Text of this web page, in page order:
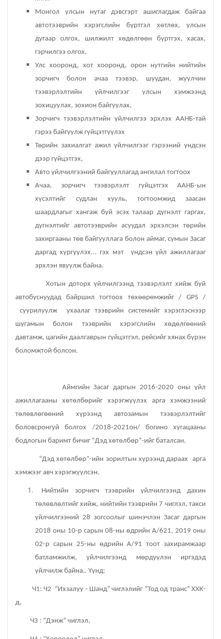
Татварын газар
Улсын бүртгэлийн хэлтэс
Ус цаг уур, орчны шинжилгээний төв
Хөдөлмөр, халамжийн үйлчилгээний газар
Цагдаагийн газар
Шүүх шинжилгээний хэлтэс
Шүүхийн шийдвэр гүйцэтгэх газар-437 дугаар
нээлттэй хорих анги
Эрүүл мэндийн газар
Авто тээврийн төв
Мал эмнэлгийн газар
Хүнс, хөдөө аж ахуйн газар
Баян-Өндөр сумын ЗДТГ
Орхон аймгийн Иргэний хэргийн давж заалдах
шатны шүүх
Орхон аймгийн Эрүүгийн хэргийн давж заалдах
шатны шүүх
Орхон аймаг дахь Захиргааны хэргийн анхан
шатны шүүх
Орхон аймаг дахь Сум дундын эрүүгийн хэргийн
анхан шатны шүүх
Цэцэрлэгжүүлэлт ногоон байгууламжийн газар
Эрдэнэтийн ДЦС ТӨХК
Монгол улсын нутаг дэвсгэрт ашиглагдаж байгаа
автотээврийн хэрэгслийн бүртгэл хөтлөх, улсын
дугаар олгох, шилжилт хөдөлгөөн бүртгэх, хасах,
гэрчилгээ олгох,
Улс хооронд, хот хооронд, орон нутгийн нийтийн
зорчигч болон ачаа тээвэр, шуудан, жуулчин
тээвэрлэлтийн үйлчилгээг улсын хэмжээнд
зохицуулах, зохион байгуулах,
Зорчигч тээвэрлэлтийн үйлчилгээ эрхлэх ААНБ-тай
гэрээ байгуулж гүйцэтгүүлэх
Төрийн захиалгат ажил үйлчилгээг гэрээний үндсэн
дээр гүйцэтгэх,
Авто үйлчилгээний байгууллагад ангилал тогтоох
Ачаа, зорчигч тээвэрлэлт гүйцэтгэх ААНБ-ын
хүсэлтийг судлан хууль, тогтоомжид заасан
шаардлагыг хангаж буй эсэх талаар дүгнэлт гаргах,
дүгнэлтийг автотээврийн асуудал эрхэлсэн төрийн
захиргааны төв байгууллага болон аймаг, сумын Засаг
даргад хүргүүлэх... гэх мэт үндсэн үйл ажиллагааг
эрхлэн явуулж байна.
Хотын доторх үйлчилгээнд тээвэрлэлт хийж буй
автобуснуудад байршил тогтоох төхөөрөмжийг / GPS /
суурилуулж ухаалаг тээврийн системийг хэрэглэснээр
шугамын болон тээврийн хэрэгслийн хөдөлгөөний
давтамж, цагийн даалгаврын гүйцэтгэл, рейсийг хянах бүрэн
боломжтой болсон.
Аймгийн Засаг даргын 2016-2020 оны үйл
ажиллагааны хөтөлбөрийг хэрэгжүүлэх арга хэмжээний
төлөвлөгөөний хүрээнд автозамын тээвэрлэлтийг
боловсронгуй болгох /2018-2021он/ богино хугацааны
бодлогын баримт бичиг “Дэд хөтөлбөр”-ийг баталсан.
“Дэд хөтөлбөр”-ийн зорилтын хүрээнд дараах арга
хэмжээг авч хэрэгжүүлсэн.
Нийтийн зорчигч тээврийн үйлчилгээнд дахин
төлөвлөлтийг хийж, нийтийн тээврийн 7 чиглэл, такси
үйлчилгээний 28 зогсоолыг шинэчлэн Засаг даргын
2018 оны 10-р сарын 08-ны өдрийн А/621, 2019 оны
02-р сарын 25-ны өдрийн А/91 тоот захирамжаар
батламжилж, үйлчилгээнд мөрдүүлэн иргэдэд
үйлчилж байна.. Үүнд:
Ч1: Ч2 “Ихзалуу - Шанд” чиглэлийг “Тод од транс” ХХК-
д,
Ч3 : “Дэнж” чиглэл,